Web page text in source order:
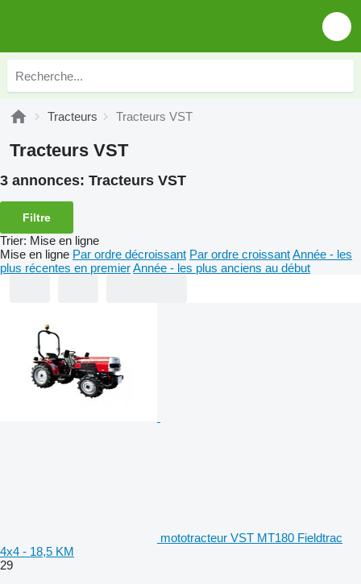
Tracteurs Tracteurs VST
Tracteurs VST
3 annonces: Tracteurs VST
Filtre
Trier: Mise en ligne
Mise en ligne Par ordre décroissant Par ordre croissantAnnée - les
plus récentes en premierAnnée - les plus anciens au début
mototracteur VST MT180 Fieldtrac
4x4 - 18,5 KM
29